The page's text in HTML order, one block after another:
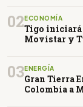
02ECONOMÍA
Tigo iniciará
Movistar y
03ENERGÍA
Gran Tierra
Colombia a